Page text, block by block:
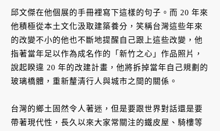
邱文傑在他個展的手冊裡寫下這樣的句子。而 20 年來
他積極從本土文化汲取建築養分，笑稱台灣這些年來
的改變不小的他也不斷地提醒自己跟上這些改變，他
指著當年足以作為成名作的「新竹之心」作品照片，
說起睽違 20 年的改建計畫，他將拆掉當年自己規劃的
玻璃橋體，重新釐清行人與城市之間的關係。
台灣的鄉土固然令人著迷，但是要跟世界對話還是要
帶著現代性，長久以來大家常關注的鐵皮屋、騎樓等